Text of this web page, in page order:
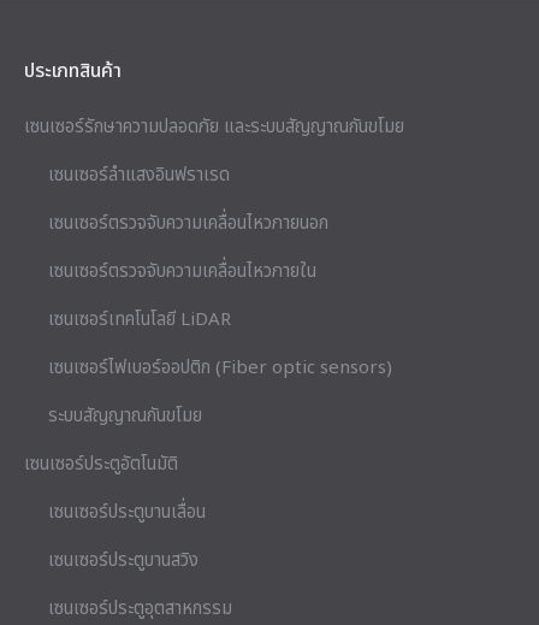
ประเภทสินค้า
เซนเซอร์รักษาความปลอดภัย และระบบสัญญาณกันขโมย
เซนเซอร์ลำแสงอินฟราเรด
เซนเซอร์ตรวจจับความเคลื่อนไหวภายนอก
เซนเซอร์ตรวจจับความเคลื่อนไหวภายใน
เซนเซอร์เทคโนโลยี LiDAR
เซนเซอร์ไฟเบอร์ออปติก (Fiber optic sensors)
ระบบสัญญาณกันขโมย
เซนเซอร์ประตูอัตโนมัติ
เซนเซอร์ประตูบานเลื่อน
เซนเซอร์ประตูบานสวิง
เซนเซอร์ประตูอุตสาหกรรม